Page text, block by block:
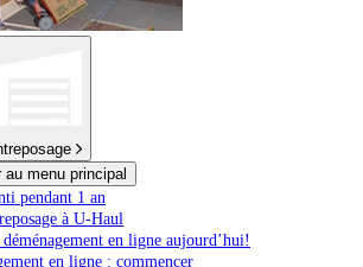
au menu principal
pendant 1 an
à U-Haul
en ligne aujourd’hui!
en ligne : commencer